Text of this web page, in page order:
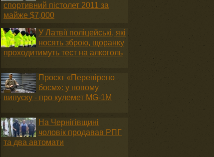
спортивний пістолет 2011 за
майже $7,000
У Латвії поліцейські, які
носять зброю, щоранку
проходитимуть тест на алкоголь
Проєкт «Перевірено
боєм»: у новому
випуску - про кулемет MG-1М
На Чернігівщині
чоловік продавав РПГ
та два автомати